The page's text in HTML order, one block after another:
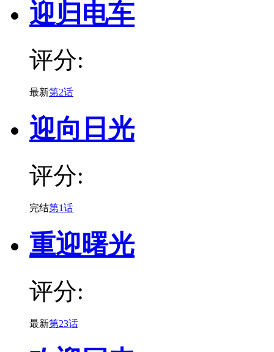
迎归电车
评分:
最新第2话
迎向日光
评分:
完结第1话
重迎曙光
评分:
最新第23话